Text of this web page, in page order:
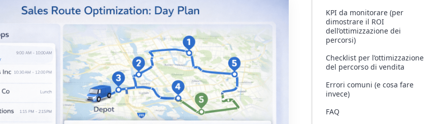
KPI da monitorare (per
dimostrare il ROI
dell’ottimizzazione dei
percorsi)
Checklist per l’ottimizzazione
del percorso di vendita
Errori comuni (e cosa fare
invece)
FAQ